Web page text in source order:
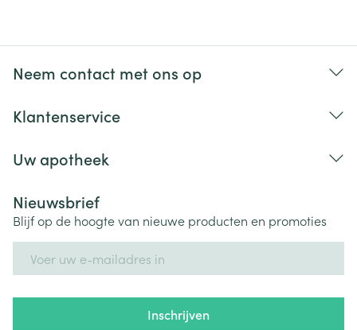
Neem contact met ons op
Klantenservice
Uw apotheek
Nieuwsbrief
Blijf op de hoogte van nieuwe producten en promoties
Inschrijven